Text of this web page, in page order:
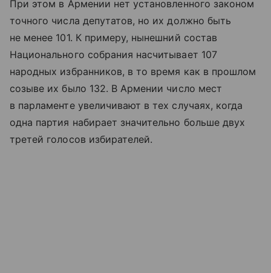
При этом в Армении нет установленного законом
точного числа депутатов, но их должно быть
не менее 101. К примеру, нынешний состав
Национального собрания насчитывает 107
народных избранников, в то время как в прошлом
созыве их было 132. В Армении число мест
в парламенте увеличивают в тех случаях, когда
одна партия набирает значительно больше двух
третей голосов избирателей.